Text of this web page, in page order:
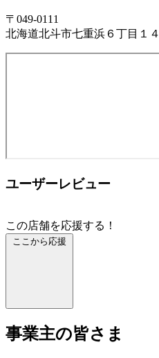
〒049-0111
北海道北斗市七重浜６丁目１４
ユーザーレビュー
この店舗を応援する！
ここから応援
事業主の皆さま